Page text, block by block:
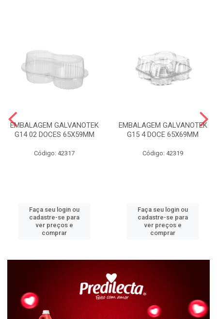
EMBALAGEM GALVANOTEK
G14 02 DOCES 65X59MM
Código: 42317
Faça seu login ou
cadastre-se para
ver preços e
comprar
EMBALAGEM GALVANOTEK
G15 4 DOCE 65X69MM
Código: 42319
Faça seu login ou
cadastre-se para
ver preços e
comprar